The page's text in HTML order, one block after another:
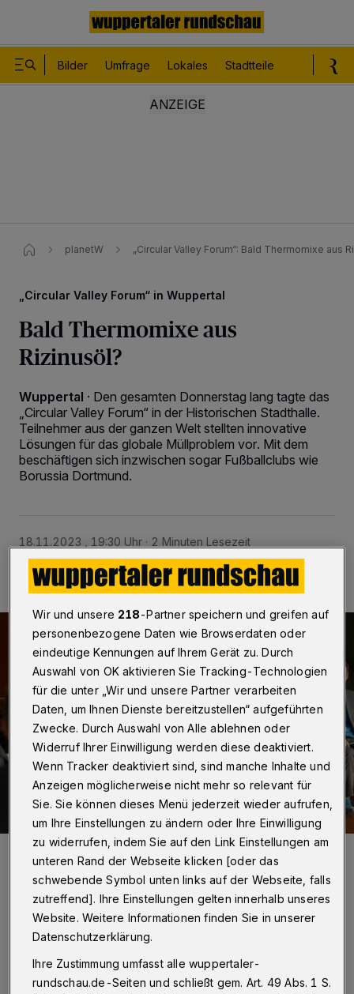
Bilder Umfrage Lokales Stadtteile
planetW „Circular Valley Forum“: Bald Thermomixe aus
„Circular Valley Forum“ in Wuppertal
Bald Thermomixe aus
Rizinusöl?
Wuppertal · Den gesamten Donnerstag lang tagte das
„Circular Valley Forum“ in der Historischen Stadthalle.
Teilnehmer aus der ganzen Welt stellten innovative
Lösungen für das globale Müllproblem vor. Mit dem
beschäftigen sich inzwischen sogar Fußballclubs wie
Borussia Dortmund.
18.11.2023 , 19:30 Uhr 2 Minuten Lesezeit
Carsten Cramer (3.v. re.) nutzt die Popularität des BVB, um für das
Thema Nachhaltigkeit zu werben.
Foto: Christian Herrendorf
Von Waltraut Rass
Wir und unsere 218-Partner speichern und greifen auf
personenbezogene Daten wie Browserdaten oder
eindeutige Kennungen auf Ihrem Gerät zu. Durch
Auswahl von OK aktivieren Sie Tracking-Technologien
für die unter „Wir und unsere Partner verarbeiten
Daten, um Ihnen Dienste bereitzustellen“ aufgeführten
Zwecke. Durch Auswahl von Alle ablehnen oder
Widerruf Ihrer Einwilligung werden diese deaktiviert.
Wenn Tracker deaktiviert sind, sind manche Inhalte und
Anzeigen möglicherweise nicht mehr so relevant für
Sie. Sie können dieses Menü jederzeit wieder aufrufen,
um Ihre Einstellungen zu ändern oder Ihre Einwilligung
zu widerrufen, indem Sie auf den Link Einstellungen am
unteren Rand der Webseite klicken [oder das
schwebende Symbol unten links auf der Webseite, falls
zutreffend]. Ihre Einstellungen gelten innerhalb unseres
Website. Weitere Informationen finden Sie in unserer
Datenschutzerklärung.
Ihre Zustimmung umfasst alle wuppertaler-
rundschau.de-Seiten und schließt gem. Art. 49 Abs. 1 S.